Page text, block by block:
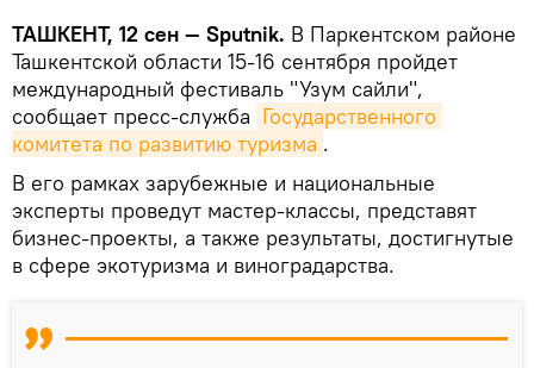
ТАШКЕНТ, 12 сен — Sputnik. В Паркентском районе
Ташкентской области 15-16 сентября пройдет
международный фестиваль "Узум сайли",
сообщает пресс-служба Государственного
комитета по развитию туризма .
В его рамках зарубежные и национальные
эксперты проведут мастер-классы, представят
бизнес-проекты, а также результаты, достигнутые
в сфере экотуризма и виноградарства.